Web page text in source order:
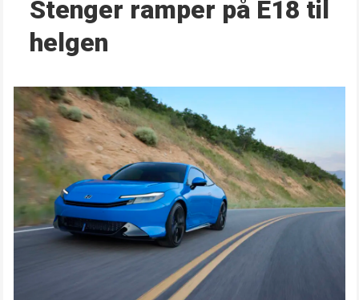
Stenger ramper på E18 til
helgen